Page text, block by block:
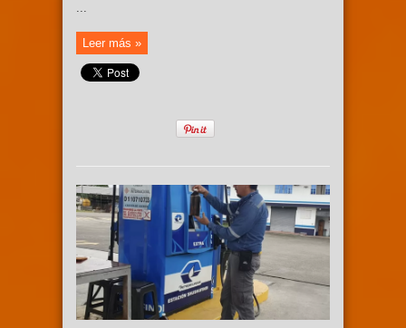
...
Leer más »